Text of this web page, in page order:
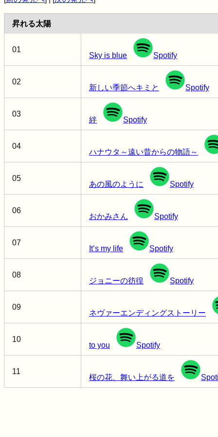
昇れる太陽
01
Sky is blue Spotify
02
新しい季節へキミと Spotify
03
絆 Spotify
04
ハナウタ～遠い昔からの物語～
05
あの風のように Spotify
06
おかみさん Spotify
07
It’s my life Spotify
08
ジョニーの彷徨 Spotify
09
ネヴァーエンディングストーリー
10
to you Spotify
11
桜の花、舞い上がる道を